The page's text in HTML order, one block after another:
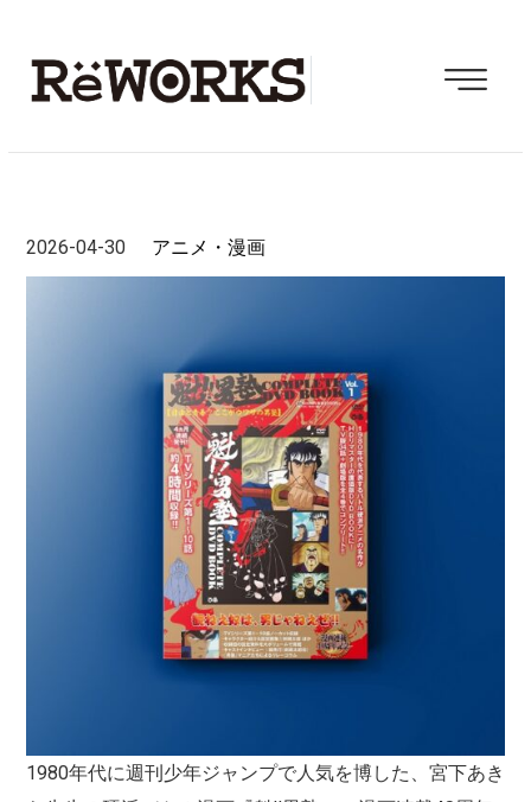
2026-04-30 アニメ・漫画
1980年代に週刊少年ジャンプで人気を博した、宮下あき